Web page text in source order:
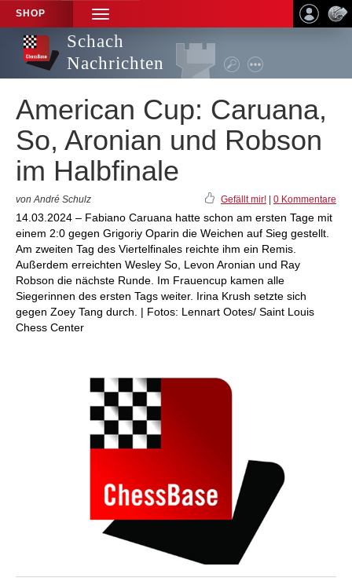
SHOP
TOGGLE
NAVIGATION
Schach
Nachrichten
American Cup: Caruana,
So, Aronian und Robson
im Halbfinale
von André Schulz Gefällt mir! 0 Kommentare
14.03.2024 – Fabiano Caruana hatte schon am ersten Tage mit
einem 2:0 gegen Grigoriy Oparin die Weichen auf Sieg gestellt.
Am zweiten Tag des Viertelfinales reichte ihm ein Remis.
Außerdem erreichten Wesley So, Levon Aronian und Ray
Robson die nächste Runde. Im Frauencup kamen alle
Siegerinnen des ersten Tags weiter. Irina Krush setzte sich
gegen Zoey Tang durch. | Fotos: Lennart Ootes/ Saint Louis
Chess Center